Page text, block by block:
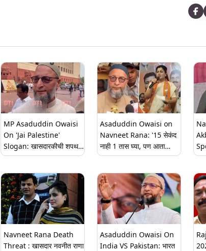
MP Asaduddin Owaisi
On 'Jai Palestine'
Slogan: खासदारकीची शपथ
घेताना 'जय फलस्तीन' च्या
यांनी दिलेलं स्पष्टीकरण
(Watch Video)
Asaduddin Owaisi on
Navneet Rana: '15 सेकंद
नाही 1 तास घ्या, पण आता
करुनच दाखवा', नवनीत राणा
प्रत्युत्तर (Watch Video)
Navneet Rana Death
Threat : खासदार नवनीत राणा
Asaduddin Owaisi On
India VS Pakistan: भारत